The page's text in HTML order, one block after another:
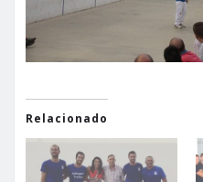
Relacionado